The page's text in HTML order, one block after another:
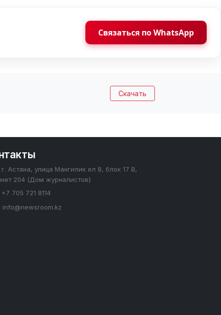
Связаться по WhatsApp
Скачать
г. Астана, улица Мангилик ел 8, блок 17 В,
204 (Дом журналистов)
+7 705 721 8114
info@newsroom.kz